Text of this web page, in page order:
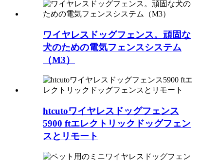
ワイヤレスドッグフェンス。頑固な
犬のための電気フェンスシステム
（M3）
htcutoワイヤレスドッグフェンス
5900 ftエレクトリックドッグフェン
スとリモート